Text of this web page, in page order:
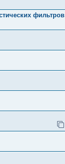
фильтров